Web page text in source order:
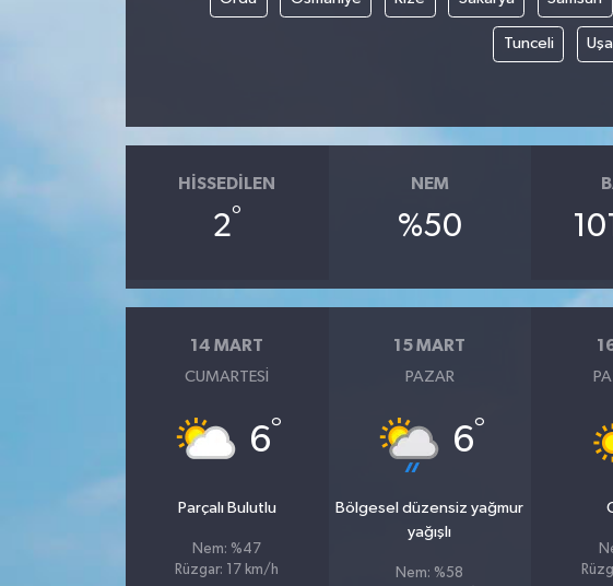
Tunceli
HISSEDILEN
2°
NEM
%50
14 MART
CUMARTESI
6°
Parçalı Bulutlu
Nem: %47
Rüzgar: 17 km/h
15 MART
PAZAR
6°
Bölgesel düzensiz yağmur
yağışlı
Nem: %58